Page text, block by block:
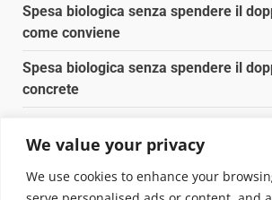
We value your privacy
We use cookies to enhance your
Spesa biologica senza spendere il
come conviene
Spesa biologica senza spendere il
concrete
Pulizia naturale della casa: 3
sostituiscono 10 prodotti chimici